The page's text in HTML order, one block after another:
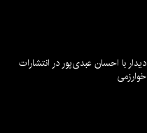
دیدار با احسان عبدی‌پور در انتشارات
خوارزمی